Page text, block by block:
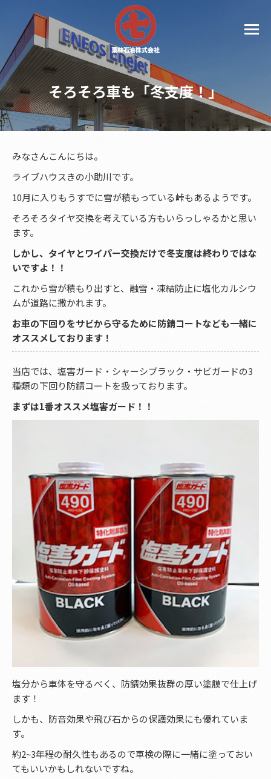
そろそろ車も「冬支度！」
みなさんこんにちは。
ライブハウスきの小助川です。
10月に入りもうすでに雪が積もっている峠もあるようです。
そろそろタイヤ交換を考えている方もいらっしゃるかと思い
ます。
しかし、タイヤとワイパー交換だけで冬支度は終わりではな
いですよ！！
これから雪が積もり出すと、融雪・凍結防止に塩化カルシウ
ムが道路に撒かれます。
お車の下回りをサビから守るために防錆コートなども一緒に
オススメしております！
当店では、塩害ガード・シャーシブラック・サビガードの3
種類の下回り防錆コートを扱っております。
まずは1番オススメ塩害ガード！！
塩分から車体を守るべく、防錆効果抜群の厚い塗膜で仕上げ
ます！
しかも、防音効果や飛び石からの保護効果にも優れていま
す。
約2~3年程の耐久性もあるので車検の際に一緒に塗っておい
てもいいかもしれないですね。